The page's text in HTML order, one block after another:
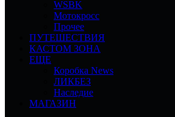
WSBK
Мотокросс
Прочее
ПУТЕШЕСТВИЯ
КАСТОМ ЗОНА
ЕЩЕ
Коробка News
ЛИКБЕЗ
Наследие
МАГАЗИН